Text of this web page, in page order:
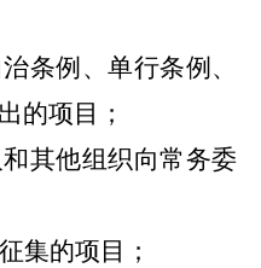
条例、单行条例、
的项目；
和其他组织向常务委
集的项目；